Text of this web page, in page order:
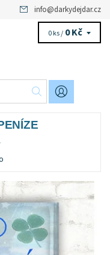
info@darkydejdar.cz
0 ks / 0 Kč